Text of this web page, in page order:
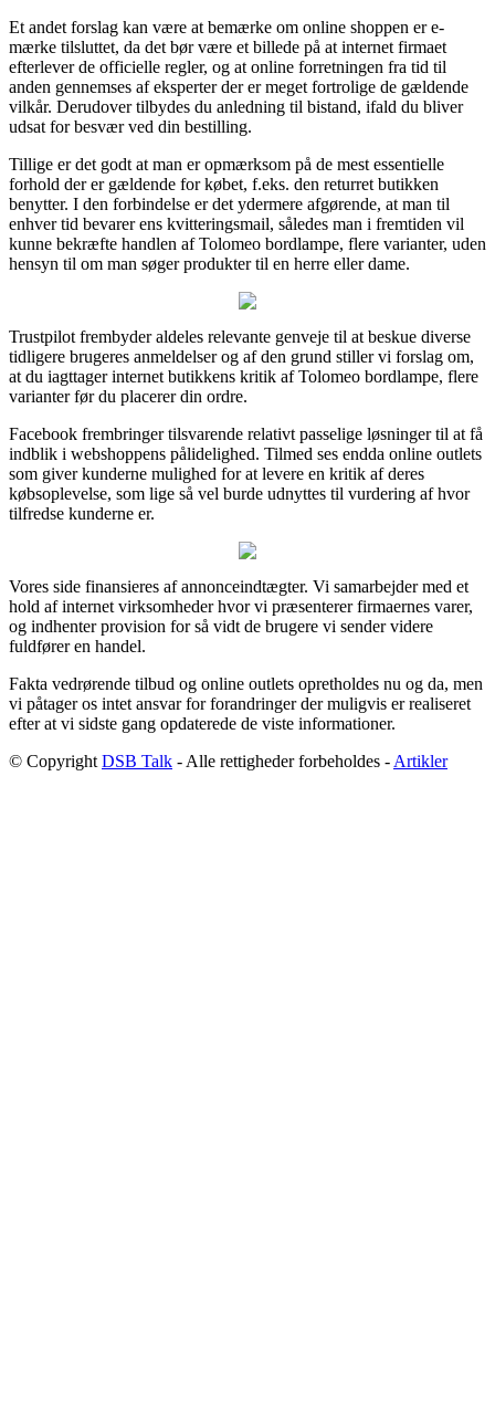
Et andet forslag kan være at bemærke om online shoppen er e-
mærke tilsluttet, da det bør være et billede på at internet firmaet
efterlever de officielle regler, og at online forretningen fra tid til
anden gennemses af eksperter der er meget fortrolige de gældende
vilkår. Derudover tilbydes du anledning til bistand, ifald du bliver
udsat for besvær ved din bestilling.
Tillige er det godt at man er opmærksom på de mest essentielle
forhold der er gældende for købet, f.eks. den returret butikken
benytter. I den forbindelse er det ydermere afgørende, at man til
enhver tid bevarer ens kvitteringsmail, således man i fremtiden vil
kunne bekræfte handlen af Tolomeo bordlampe, flere varianter, uden
hensyn til om man søger produkter til en herre eller dame.
Trustpilot frembyder aldeles relevante genveje til at beskue diverse
tidligere brugeres anmeldelser og af den grund stiller vi forslag om,
at du iagttager internet butikkens kritik af Tolomeo bordlampe, flere
varianter før du placerer din ordre.
Facebook frembringer tilsvarende relativt passelige løsninger til at få
indblik i webshoppens pålidelighed. Tilmed ses endda online outlets
som giver kunderne mulighed for at levere en kritik af deres
købsoplevelse, som lige så vel burde udnyttes til vurdering af hvor
tilfredse kunderne er.
Vores side finansieres af annonceindtægter. Vi samarbejder med et
hold af internet virksomheder hvor vi præsenterer firmaernes varer,
og indhenter provision for så vidt de brugere vi sender videre
fuldfører en handel.
Fakta vedrørende tilbud og online outlets opretholdes nu og da, men
vi påtager os intet ansvar for forandringer der muligvis er realiseret
efter at vi sidste gang opdaterede de viste informationer.
© Copyright DSB Talk - Alle rettigheder forbeholdes - Artikler